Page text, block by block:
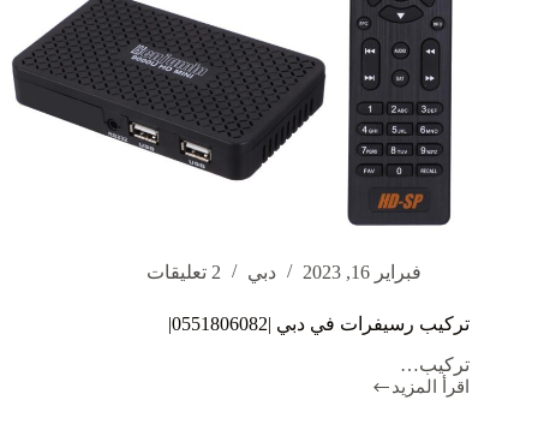
فبراير 16, 2023 دبي 2 تعليقات
تركيب رسيفرات في دبي |0551806082|
تركيب…
اقرأ المزيد
تركيب